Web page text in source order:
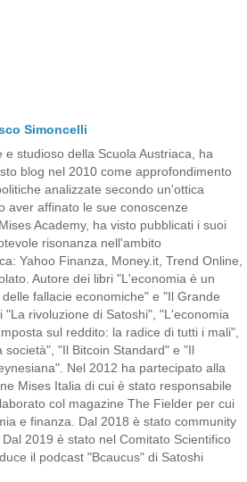
Simoncelli
e studioso della Scuola Austriaca, ha
blog nel 2010 come approfondimento
analizzate secondo un'ottica
aver affinato le sue conoscenze
Academy, ha visto pubblicati i suoi
risonanza nell'ambito
Yahoo Finanza, Money.it, Trend Online,
Autore dei libri "L'economia è un
fallacie economiche" e "Il Grande
"La rivoluzione di Satoshi", "L'economia
sul reddito: la radice di tutti i mali",
"Il Bitcoin Standard" e "Il
Nel 2012 ha partecipato alla
Mises Italia di cui è stato responsabile
col magazine The Fielder per cui
e finanza. Dal 2018 è stato community
2019 è stato nel Comitato Scientifico
il podcast "Bcaucus" di Satoshi